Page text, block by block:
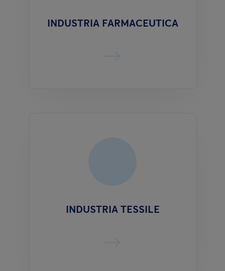
INDUSTRIA FARMACEUTICA
INDUSTRIA TESSILE